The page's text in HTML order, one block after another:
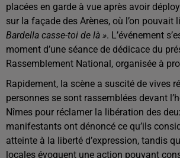
placées en garde à vue après avoir
sur la façade des Arènes, où l’on pouvait
Bardella casse-toi de là ». L’événement
moment d’une séance de dédicace du
Rassemblement National, organisée à
Rapidement, la scène a suscité de vives
personnes se sont rassemblées devant
Nîmes pour réclamer la libération des
manifestants ont dénoncé ce qu’ils
atteinte à la liberté d’expression, tandis
locales évoquent une action pouvant